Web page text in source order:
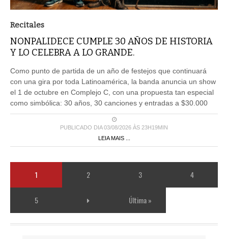
NONPALIDECE CUMPLE 30 AÑOS DE HISTORIA
Y LO CELEBRA A LO GRANDE.
con una gira por toda Latinoamérica, la banda anuncia un show
el 1 de octubre en Complejo C, con una propuesta tan especial
como simbólica: 30 años, 30 canciones y entradas a $30.000
PUBLICADO DIA 03/08/2026 ÀS 23H19MIN
LEIA MAIS ...
1 2 3 4
5